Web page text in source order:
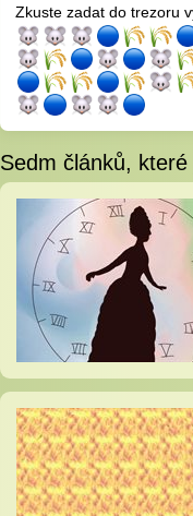
Zkuste zadat do trezoru
Sedm článků,